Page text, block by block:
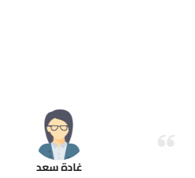
غادة سعد